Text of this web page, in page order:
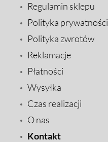
Regulamin sklepu
Polityka prywatności
Polityka zwrotów
Reklamacje
Płatności
Wysyłka
Czas realizacji
O nas
Kontakt